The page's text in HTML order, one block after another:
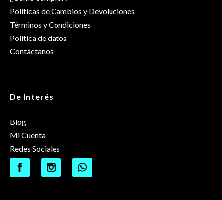
Politicas de Cambios y Devoluciones
Términos y Condiciones
Politica de datos
Contáctanos
De Interés
Blog
Mi Cuenta
Redes Sociales